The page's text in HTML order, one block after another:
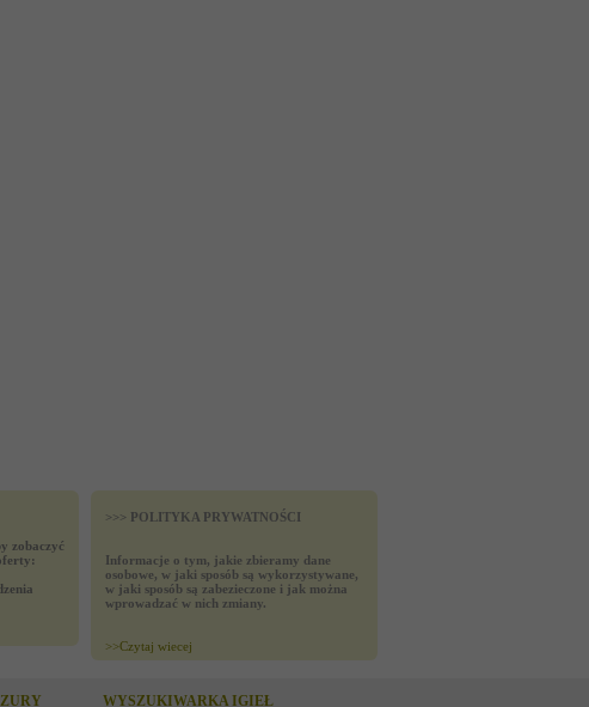
zobaczyć
>>> POLITYKA PRYWATNOŚCI
Informacje o tym, jakie zbieramy dane
osobowe, w jaki sposób są wykorzystywane,
w jaki sposób są zabezieczone i jak można
wprowadzać w nich zmiany.
>>Czytaj wiecej
WYSZUKIWARKA IGIEŁ